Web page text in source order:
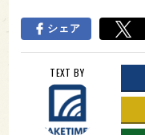
シェア
TEXT BY